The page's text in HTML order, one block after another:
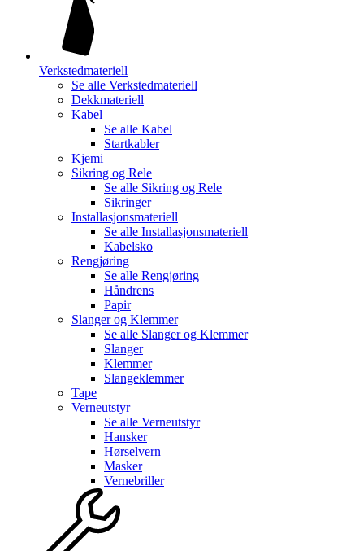
Verkstedmateriell
Se alle Verkstedmateriell
Dekkmateriell
Kabel
Se alle Kabel
Startkabler
Kjemi
Sikring og Rele
Se alle Sikring og Rele
Sikringer
Installasjonsmateriell
Se alle Installasjonsmateriell
Kabelsko
Rengjøring
Se alle Rengjøring
Håndrens
Papir
Slanger og Klemmer
Se alle Slanger og Klemmer
Slanger
Klemmer
Slangeklemmer
Tape
Verneutstyr
Se alle Verneutstyr
Hansker
Hørselvern
Masker
Vernebriller